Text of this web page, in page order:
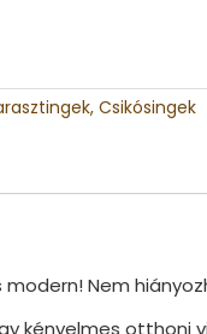
Csikósingek
Nem
kényelmes